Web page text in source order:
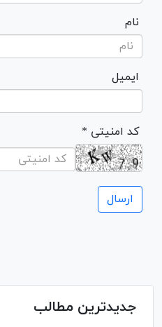
نام
ایمیل
* کد امنیتی
جدیدترین مطالب